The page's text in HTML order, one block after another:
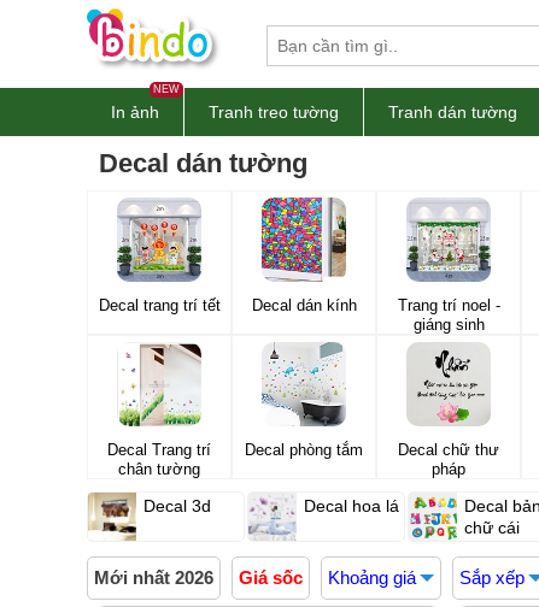
NEW
In ảnh Tranh treo tường Tranh dán tường
Decal dán tường
Decal trang trí tết Decal dán kính
Trang trí noel -
giáng sinh
Decal Trang trí
chân tường
Decal phòng tắm
Decal chữ thư
pháp
Decal 3d Decal hoa lá
Decal
chữ cái
Mới nhất 2026 Giá sốc Khoảng giá Sắp xếp